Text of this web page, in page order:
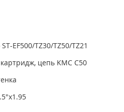
EF500/TZ30/TZ50/TZ21
цепь KMC C50